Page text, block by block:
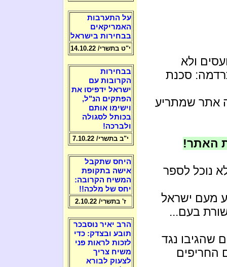
ולא
סכנת
אתר שמתריע
האתר!
נוכל לספר
מעם ישראל
בעם...
שהגיבו נגד
החריפים
על התערבות
האמריקאים
בבחירות בישראל
י"ט בתשרי/ 14.10.22
בבחירות
הקרובות עם
ישראל ידפיסו את
הפתקים הנ"ל,
וישימו אותם
בכותל לסגולה
ולברכה!
י"ב בתשרי/ 7.10.22
היחס שתקבל
אישה בתקופת
המשיח הקרובה:
יחס של מלכה!!
ז' בתשרי/ 2.10.22
הרב יאיר נוסבכר
תובע ובצדק: כדי
לזכות לראות פני
משיח צריך
לצעוק לבורא